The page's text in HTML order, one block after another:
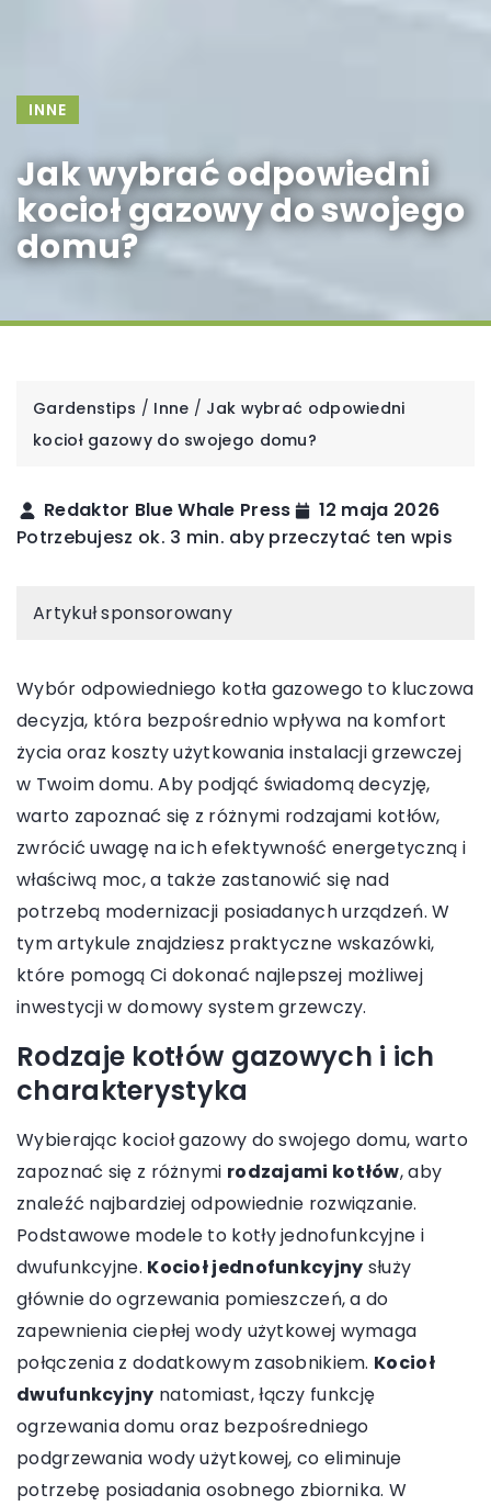
INNE
Jak wybrać odpowiedni
kocioł gazowy do swojego
domu?
Gardenstips / Inne / Jak wybrać odpowiedni
kocioł gazowy do swojego domu?
Redaktor Blue Whale Press
12 maja 2026
Potrzebujesz ok. 3 min. aby przeczytać ten wpis
Artykuł sponsorowany
Wybór odpowiedniego kotła gazowego to kluczowa
decyzja, która bezpośrednio wpływa na komfort
życia oraz koszty użytkowania instalacji grzewczej
w Twoim domu. Aby podjąć świadomą decyzję,
warto zapoznać się z różnymi rodzajami kotłów,
zwrócić uwagę na ich efektywność energetyczną i
właściwą moc, a także zastanowić się nad
potrzebą modernizacji posiadanych urządzeń. W
tym artykule znajdziesz praktyczne wskazówki,
które pomogą Ci dokonać najlepszej możliwej
inwestycji w domowy system grzewczy.
Rodzaje kotłów gazowych i ich
charakterystyka
Wybierając kocioł gazowy do swojego domu, warto
zapoznać się z różnymi rodzajami kotłów, aby
znaleźć najbardziej odpowiednie rozwiązanie.
Podstawowe modele to kotły jednofunkcyjne i
dwufunkcyjne. Kocioł jednofunkcyjny służy
głównie do ogrzewania pomieszczeń, a do
zapewnienia ciepłej wody użytkowej wymaga
połączenia z dodatkowym zasobnikiem. Kocioł
dwufunkcyjny natomiast, łączy funkcję
ogrzewania domu oraz bezpośredniego
podgrzewania wody użytkowej, co eliminuje
potrzebę posiadania osobnego zbiornika. W